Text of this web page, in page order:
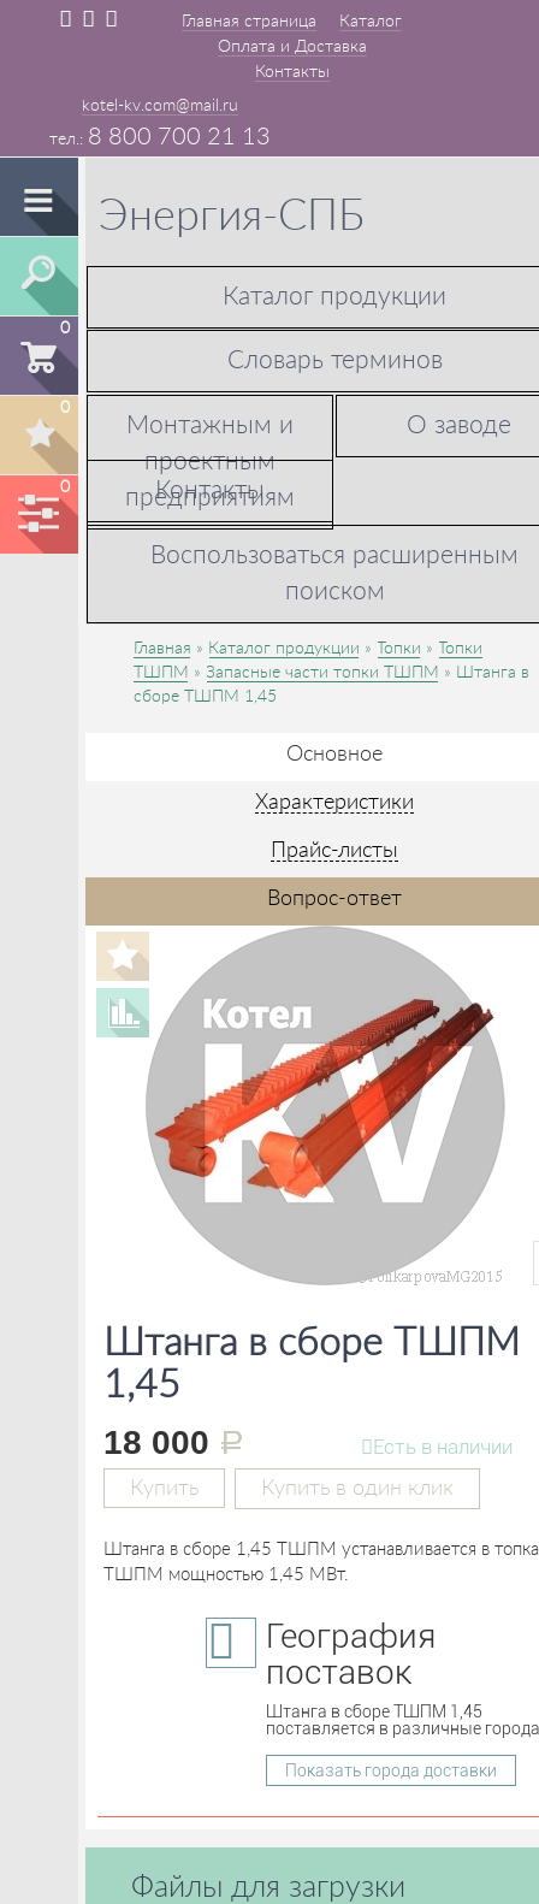
Главная страница
Каталог
Оплата и Доставка
Контакты
kotel-kv.com@mail.ru
8 800 700 21 13
0
0
0
Энергия-СПБ
Каталог продукции
Словарь терминов
Монтажным и
проектным
предприятиям
О заводе
Контакты
Воспользоваться расширенным
поиском
Главная Каталог продукции Топки
Топки
ТШПМ
Запасные части топки ТШПМ
Штанга в
сборе ТШПМ 1,45
Основное
Характеристики
Прайс-листы
Вопрос-ответ
Штанга в сборе ТШПМ
1,45
18 000 руб. Есть в наличии
Купить Купить в один клик
Штанга в сборе 1,45 ТШПМ устанавливается в
ТШПМ мощностью 1,45 МВт.
География
поставок
Штанга в сборе ТШПМ 1,45
поставляется в различные
Показать города доставки
Файлы для загрузки